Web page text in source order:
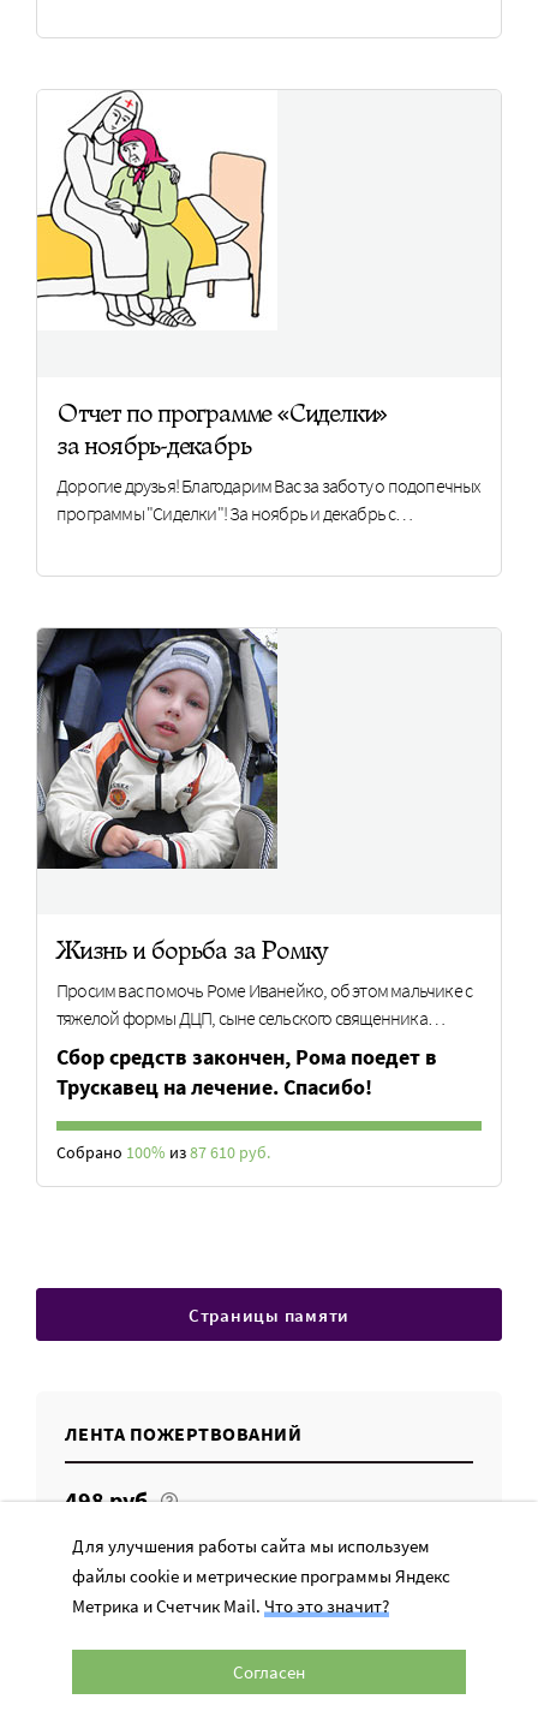
Отчет по программе «Сиделки»
за ноябрь-декабрь
Дорогие друзья! Благодарим Вас за заботу о подопечных
программы "Сиделки"! За ноябрь и декабрь с…
Жизнь и борьба за Ромку
Просим вас помочь Роме Иванейко, об этом мальчике с
тяжелой формы ДЦП, сыне сельского священника…
Cбор средств закончен, Рома поедет в
Трускавец на лечение. Спасибо!
Собрано 100% из87 610 руб.
Страницы памяти
ЛЕНТА ПОЖЕРТВОВАНИЙ
498 руб.
Пожертвование на продукты и бытовую химию
Многофункционального социально-
кризисного центра Нечаянная Радость ПМ
Светлана/09.08.2026, 05:12
Пожертвование для Маслова Серафима
Для улучшения работы сайта мы используем
файлы cookie и метрические программы Яндекс
Метрика и Счетчик Mail. Что это значит?
Согласен